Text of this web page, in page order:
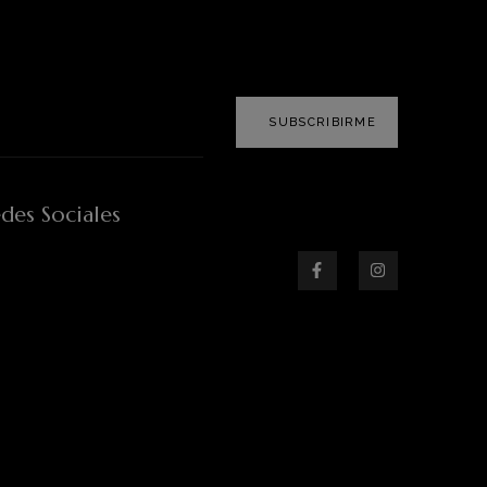
SUBSCRIBIRME
Sociales